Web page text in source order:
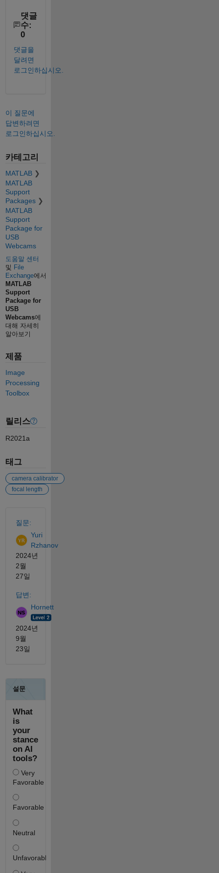
댓글
수:
0
댓글을
달려면
로그인하십시오.
이 질문에
답변하려면
로그인하십시오.
카테고리
MATLAB
MATLAB
Support
Packages
MATLAB
Support
Package for
USB
Webcams
도움말 센터
및 File
Exchange에서
MATLAB
Support
Package for
USB
Webcams에
대해 자세히
알아보기
제품
Image
Processing
Toolbox
릴리스
R2021a
태그
camera calibrator
focal length
질문:
Yuri
Rzhanov
2024년
2월
27일
답변:
Hornett
2024년
9월
23일